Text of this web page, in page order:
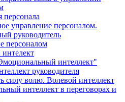
управление персоналом.
руководитель
персоналом
интеллект"
руководителя
силу волю. Волевой интеллект
интеллект в переговорах и